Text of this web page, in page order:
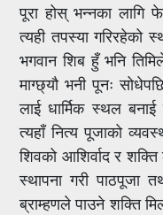
पूरा होस् भन्नका लागि
त्यही तपस्या गरिरहेको
भगवान शिब हुँ भनि
माग्छ्यौ भनी पूनः
लाई धार्मिक स्थल बनाई
त्यहाँ नित्य पूजाको
शिवको आशिर्वाद र शक्ति
स्थापना गरी पाठपूजा
ब्राम्हणले पाउने शक्ति